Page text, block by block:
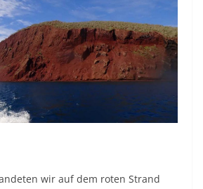
wir auf dem roten Strand